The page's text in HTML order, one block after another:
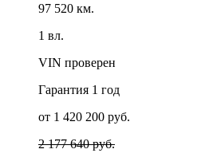
97 520 км.
1 вл.
VIN проверен
Гарантия 1 год
от 1 420 200 руб.
2 177 640 руб.